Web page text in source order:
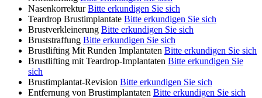
Nasenkorrektur Bitte erkundigen Sie sich
Teardrop Brustimplantate Bitte erkundigen Sie sich
Brustverkleinerung Bitte erkundigen Sie sich
Bruststraffung Bitte erkundigen Sie sich
Brustlifting Mit Runden Implantaten Bitte erkundigen Sie sich
Brustlifting mit Teardrop-Implantaten Bitte erkundigen Sie
sich
Brustimplantat-Revision Bitte erkundigen Sie sich
Entfernung von Brustimplantaten Bitte erkundigen Sie sich